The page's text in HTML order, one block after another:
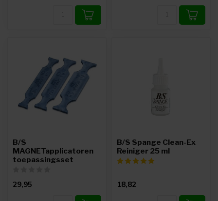
B/S
MAGNETapplicatoren
toepassingsset
29,95
B/S Spange Clean-Ex
Reiniger 25 ml
18,82